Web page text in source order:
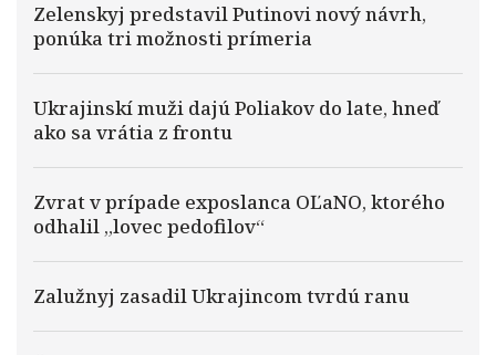
Zelenskyj predstavil Putinovi nový návrh,
ponúka tri možnosti prímeria
Ukrajinskí muži dajú Poliakov do late, hneď
ako sa vrátia z frontu
Zvrat v prípade exposlanca OĽaNO, ktorého
odhalil „lovec pedofilov“
Zalužnyj zasadil Ukrajincom tvrdú ranu